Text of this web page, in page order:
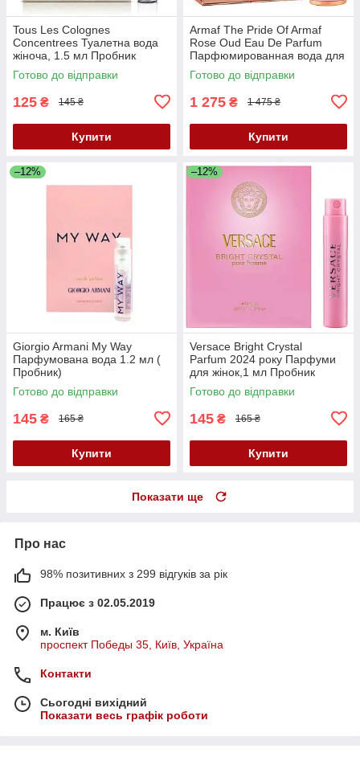
Tous Les Colognes
Concentrees Туалетна вода
жіноча, 1.5 мл Пробник
Готово до відправки
125 ₴ 145 ₴
Купити
Armaf The Pride Of Armaf
Rose Oud Eau De Parfum
Парфюмированная вода для
женщин , 100 мл
Готово до відправки
1 275 ₴ 1 475 ₴
Купити
–12%
Giorgio Armani My Way
Парфумована вода 1.2 мл (
Пробник)
Готово до відправки
145 ₴ 165 ₴
Купити
–12%
Versace Bright Crystal
Parfum 2024 року Парфуми
для жінок,1 мл Пробник
Готово до відправки
145 ₴ 165 ₴
Купити
Показати ще
Про нас
98% позитивних з 299 відгуків за рік
Працює з 02.05.2019
м. Київ
проспект Победы 35, Київ, Україна
Контакти
Сьогодні вихідний
Показати весь графік роботи